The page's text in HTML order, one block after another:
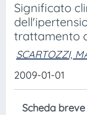
Significato
trattamento
SCARTOZZI,
2009-01-01
Scheda breve